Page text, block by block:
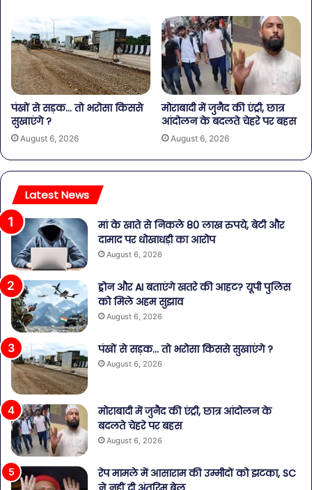
पंखों से सड़क… तो भरोसा किससे
सुखाएंगे ?
August 6, 2026
मोराबादी में जुनैद की एंट्री, छात्र
आंदोलन के बदलते चेहरे पर बहस
August 6, 2026
Latest News
मां के खाते से निकले 80 लाख रुपये, बेटी और
दामाद पर धोखाधड़ी का आरोप
August 6, 2026
ड्रोन और AI बताएंगे खतरे की आहट? यूपी पुलिस
को मिले अहम सुझाव
August 6, 2026
पंखों से सड़क… तो भरोसा किससे सुखाएंगे ?
August 6, 2026
मोराबादी में जुनैद की एंट्री, छात्र आंदोलन के
बदलते चेहरे पर बहस
August 6, 2026
रेप मामले में आसाराम की उम्मीदों को झटका, SC